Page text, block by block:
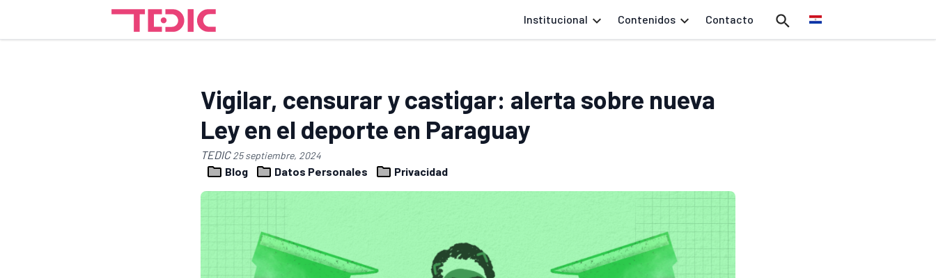
Institucional Contenidos Contacto
Vigilar, censurar y castigar: alerta sobre nueva
Ley en el deporte en Paraguay
TEDIC25 septiembre, 2024
Blog Datos Personales Privacidad